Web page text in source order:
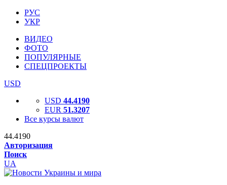
РУС
УКР
ВИДЕО
ФОТО
ПОПУЛЯРНЫЕ
СПЕЦПРОЕКТЫ
USD
USD 44.4190
EUR 51.3207
Все курсы валют
44.4190
Авторизация
Поиск
UA